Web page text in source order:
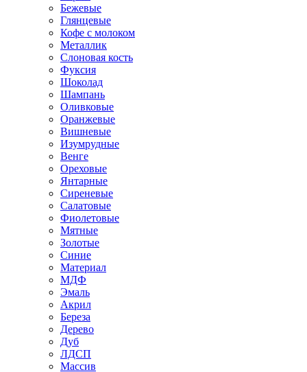
Бежевые
Глянцевые
Кофе с молоком
Металлик
Слоновая кость
Фуксия
Шоколад
Шампань
Оливковые
Оранжевые
Вишневые
Изумрудные
Венге
Ореховые
Янтарные
Сиреневые
Салатовые
Фиолетовые
Мятные
Золотые
Синие
Материал
МДФ
Эмаль
Акрил
Береза
Дерево
Дуб
ЛДСП
Массив